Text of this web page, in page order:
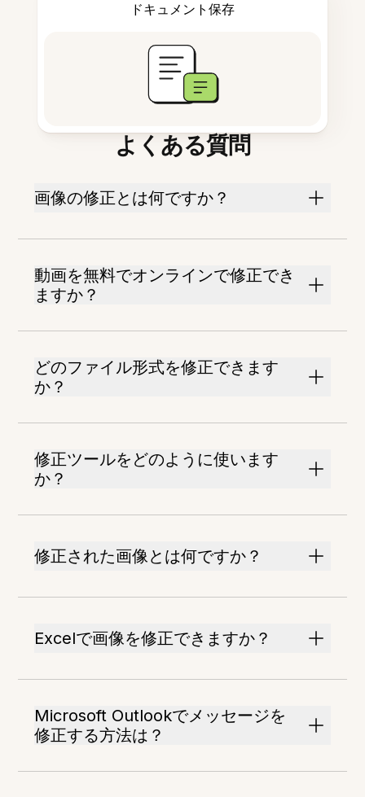
ドキュメント保存
よくある質問
画像の修正とは何ですか？
動画を無料でオンラインで修正でき
ますか？
どのファイル形式を修正できます
か？
修正ツールをどのように使います
か？
修正された画像とは何ですか？
Excelで画像を修正できますか？
Microsoft Outlookでメッセージを
修正する方法は？